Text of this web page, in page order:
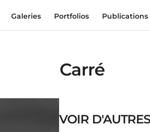
Galeries Portfolios Publications
Carré
VOIR